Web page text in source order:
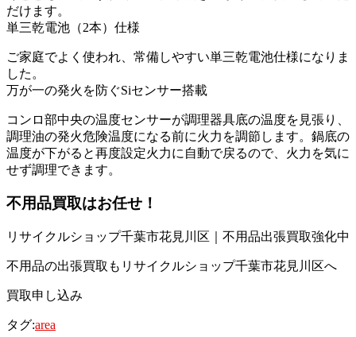
だけます。
単三乾電池（2本）仕様
ご家庭でよく使われ、常備しやすい単三乾電池仕様になりま
した。
万が一の発火を防ぐSiセンサー搭載
コンロ部中央の温度センサーが調理器具底の温度を見張り、
調理油の発火危険温度になる前に火力を調節します。鍋底の
温度が下がると再度設定火力に自動で戻るので、火力を気に
せず調理できます。
不用品買取はお任せ！
リサイクルショップ千葉市花見川区｜不用品出張買取強化中
不用品の出張買取もリサイクルショップ千葉市花見川区へ
買取申し込み
タグ:area